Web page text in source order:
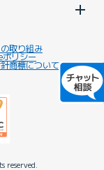
取り組み
リシー
商標について
reserved.